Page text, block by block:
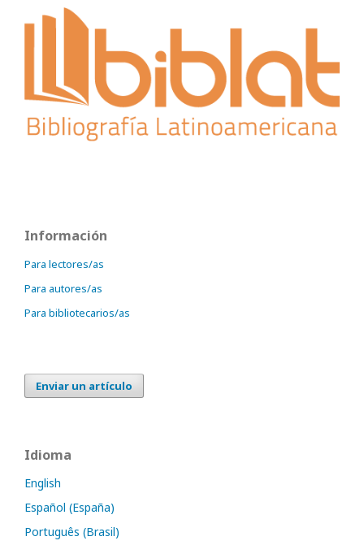
Información
Para lectores/as
Para autores/as
Para bibliotecarios/as
Enviar un artículo
Idioma
English
Español (España)
Português (Brasil)